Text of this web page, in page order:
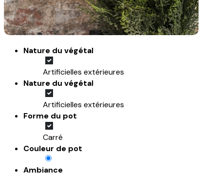
Nature du végétal
Artificielles extérieures
Nature du végétal
Artificielles extérieures
Forme du pot
Carré
Couleur de pot
Ambiance